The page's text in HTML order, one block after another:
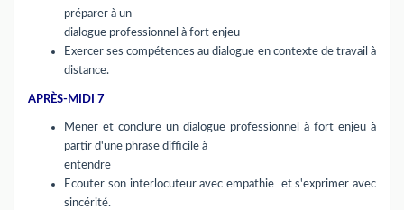
préparer à un
dialogue professionnel à fort enjeu
Exercer ses compétences au dialogue en contexte de travail à
distance.
APRÈS-MIDI 7
Mener et conclure un dialogue professionnel à fort enjeu à
partir d'une phrase difficile à
entendre
Ecouter son interlocuteur avec empathie et s'exprimer avec
sincérité.